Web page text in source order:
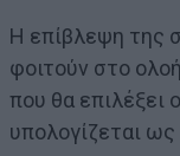
Η επίβλεψη της
φοιτούν στο
που θα επιλέξει
υπολογίζεται